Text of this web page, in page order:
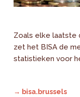
Zoals elke laatste
zet het BISA de
statistieken voor
→ bisa.brussels